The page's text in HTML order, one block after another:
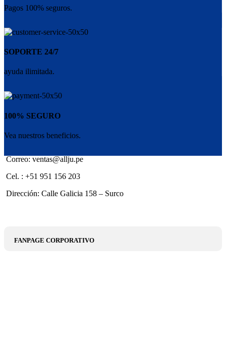
Pagos 100% seguros.
SOPORTE 24/7
ayuda ilimitada.
100% SEGURO
Vea nuestros beneficios.
Correo: ventas@allju.pe
Cel. : +51 951 156 203
Dirección: Calle Galicia 158 – Surco
FANPAGE CORPORATIVO